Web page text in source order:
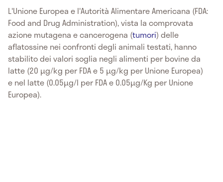
L'Unione Europea e l'Autorità Alimentare Americana (FDA:
Food and Drug Administration), vista la comprovata
azione mutagena e cancerogena (tumori) delle
aflatossine nei confronti degli animali testati, hanno
stabilito dei valori soglia negli alimenti per bovine da
latte (20 µg/kg per FDA e 5 µg/kg per Unione Europea)
e nel latte (0.05µg/l per FDA e 0.05µg/Kg per Unione
Europea).